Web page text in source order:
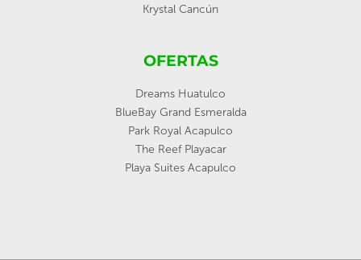
Krystal Cancún
OFERTAS
Dreams Huatulco
BlueBay Grand Esmeralda
Park Royal Acapulco
The Reef Playacar
Playa Suites Acapulco